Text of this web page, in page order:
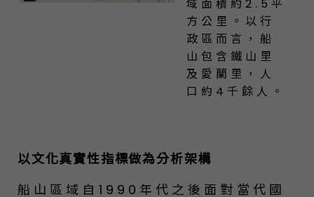
域面積約2.5平
方公里。以行
政區而言，船
山包含鐵山里
及愛蘭里，人
口約4千餘人。
以文化真實性指標做為分析架構
船山區域自1990年代之後面對當代國